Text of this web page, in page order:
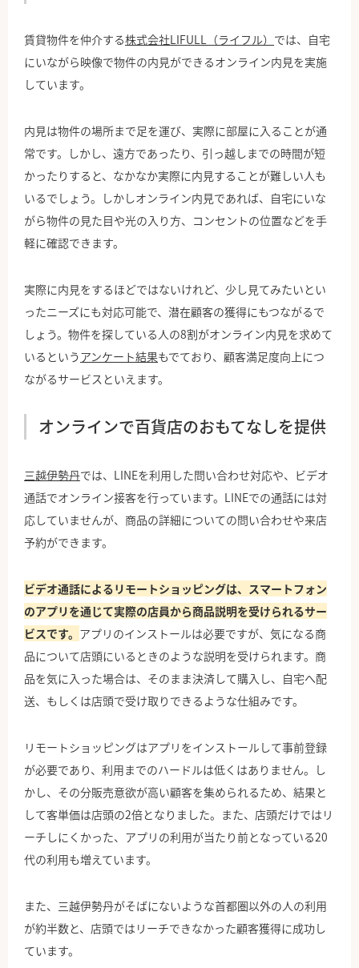
賃貸物件を仲介する株式会社LIFULL（ライフル） では、自宅
にいながら映像で物件の内見ができるオンライン内見を実施
しています。
内見は物件の場所まで足を運び、実際に部屋に入ることが通
常です。しかし、遠方であったり、引っ越しまでの時間が短
かったりすると、なかなか実際に内見することが難しい人も
いるでしょう。しかしオンライン内見であれば、自宅にいな
がら物件の見た目や光の入り方、コンセントの位置などを手
軽に確認できます。
実際に内見をするほどではないけれど、少し見てみたいとい
ったニーズにも対応可能で、潜在顧客の獲得にもつながるで
しょう。物件を探している人の8割がオンライン内見を求めて
いるというアンケート結果もでており、顧客満足度向上につ
ながるサービスといえます。
オンラインで百貨店のおもてなしを提供
三越伊勢丹では、LINEを利用した問い合わせ対応や、ビデオ
通話でオンライン接客を行っています。LINEでの通話には対
応していませんが、商品の詳細についての問い合わせや来店
予約ができます。
ビデオ通話によるリモートショッピングは、スマートフォン
のアプリを通じて実際の店員から商品説明を受けられるサー
ビスです。 アプリのインストールは必要ですが、気になる商
品について店頭にいるときのような説明を受けられます。商
品を気に入った場合は、そのまま決済して購入し、自宅へ配
送、もしくは店頭で受け取りできるような仕組みです。
リモートショッピングはアプリをインストールして事前登録
が必要であり、利用までのハードルは低くはありません。し
かし、その分販売意欲が高い顧客を集められるため、結果と
して客単価は店頭の2倍となりました。また、店頭だけではリ
ーチしにくかった、アプリの利用が当たり前となっている20
代の利用も増えています。
また、三越伊勢丹がそばにないような首都圏以外の人の利用
が約半数と、店頭ではリーチできなかった顧客獲得に成功し
ています。